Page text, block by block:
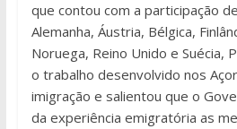
que contou com a participação
Alemanha, Áustria, Bélgica,
Noruega, Reino Unido e Suécia,
o trabalho desenvolvido nos
imigração e salientou que o
da experiência emigratória as